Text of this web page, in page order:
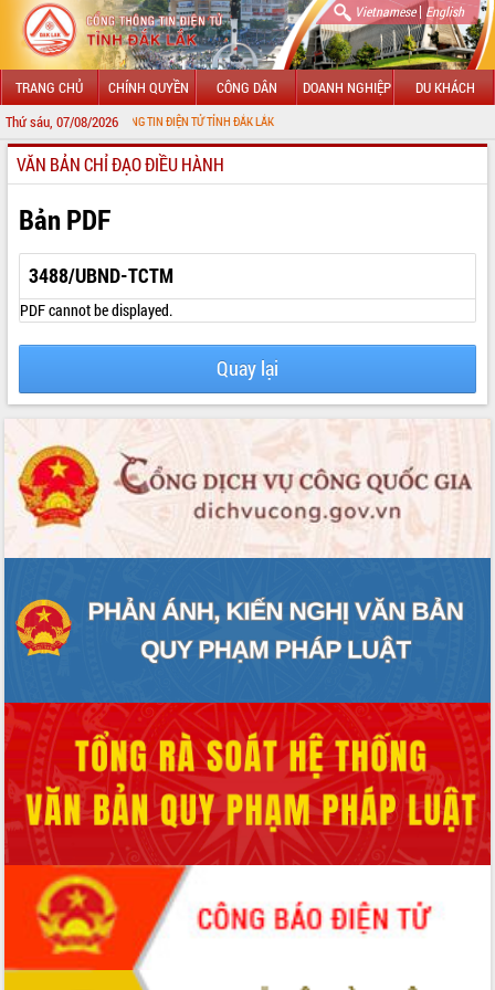
Vietnamese| English
TRANG CHỦ CHÍNH QUYỀN CÔNG DÂN DOANH NGHIỆP DU KHÁCH
Thứ sáu, 07/08/2026
CỔNG THÔNG TIN ĐIỆN TỬ TỈNH ĐẮK LẮK
GIỚI THIỆU
LÃNH ĐẠO UBND TỈNH
TIN TỨC SỰ KIỆN
SỞ, BAN, NGÀNH
UBND CÁC XÃ, PHƯỜNG
THÔNG TIN CHỈ ĐẠO ĐIỀU HÀNH
VĂN BẢN HĐND TỈNH
ĐIỂM TIN VĂN BẢN
VĂN BẢN CHỈ ĐẠO ĐIỀU HÀNH
Bản PDF
3488/UBND-TCTM
PDF cannot be displayed.
Quay lại